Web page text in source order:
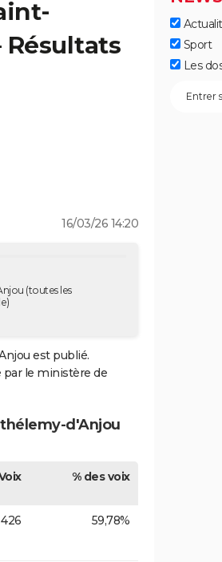
Résultats
16/03/26 14:20
(toutes les
est publié.
par le ministère de
d'Anjou
% des voix
59,78%
Sport
Les